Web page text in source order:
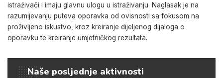
istraživači i imaju glavnu ulogu u istraživanju. Naglasak je na
razumijevanju puteva oporavka od ovisnosti sa fokusom na
proživljeno iskustvo, kroz kreiranje dijeljenog dijaloga o
oporavku te kreiranje umjetničkog rezultata.
Naše posljednje aktivnosti